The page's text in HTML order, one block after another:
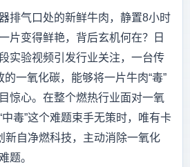
排气口处的新鲜牛肉，静置8小时
片变得鲜艳，背后玄机何在？日
实验视频引发行业关注，一台传
一氧化碳，能够将一片牛肉“毒”
惊心。在整个燃热行业面对一氧
毒”这个难题束手无策时，唯有卡
新自净燃科技，主动消除一氧化
题。